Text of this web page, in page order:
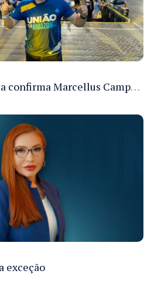
União Progressista confirma Marcellus Campêlo como candidato a deputado estadual
exceção